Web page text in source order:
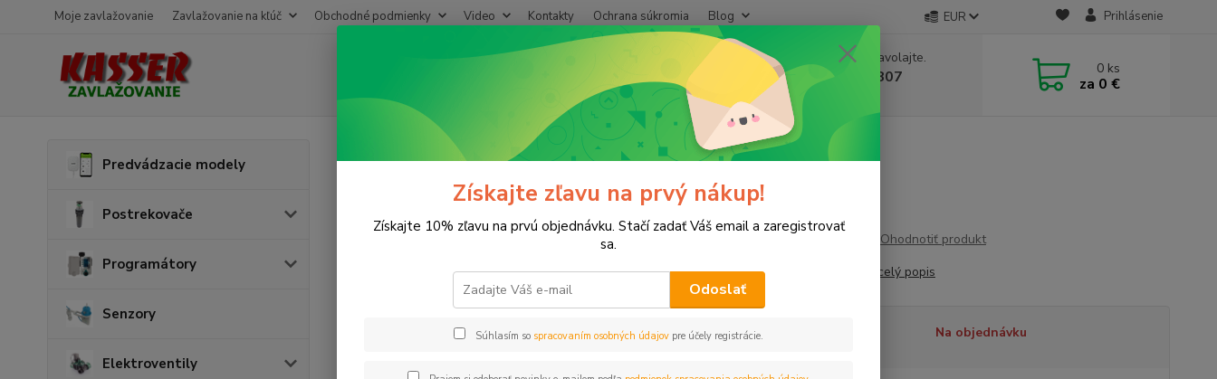
Moje zavlažovanie Zavlažovanie na kľúč Obchodné podmienky Video Kontakty Ochrana súkromia Blog EUR Prihlásenie
Neviete si rady? Zavolajte.
+421 911 131 807
(Po-Pia, 8-17 hod.)
0 ks
za 0 €
Predvádzacie modely
Postrekovače
Programátory
Senzory
Elektroventily
T-kus MMMMT 1"
T-kus MMMMT 1"
Ohodnotiť produkt
celý popis
Na objednávku
Získajte zľavu na prvý nákup!
Získajte 10% zľavu na prvú objednávku. Stačí zadať Váš email a zaregistrovať
sa.
Odoslať
Súhlasím so spracovaním osobných údajov pre účely registrácie.